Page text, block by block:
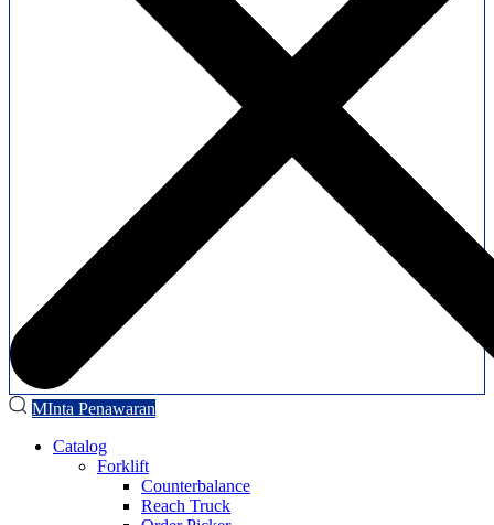
MInta Penawaran
Catalog
Forklift
Counterbalance
Reach Truck